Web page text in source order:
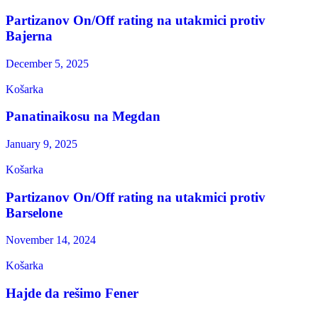
Partizanov On/Off rating na utakmici protiv
Bajerna
December 5, 2025
Košarka
Panatinaikosu na Megdan
January 9, 2025
Košarka
Partizanov On/Off rating na utakmici protiv
Barselone
November 14, 2024
Košarka
Hajde da rešimo Fener